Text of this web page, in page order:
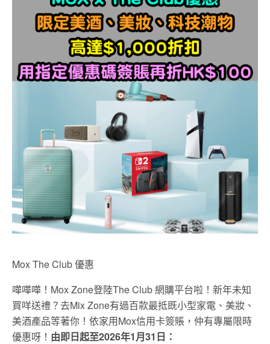
Mox The Club 優惠
嘩嘩嘩！Mox Zone登陸The Club 網購平台啦！新年未知
買咩送禮？去Mix Zone有過百款最抵既小型家電、美妝、
美酒產品等著你！依家用Mox信用卡簽賬，仲有專屬限時
優惠呀！ 由即日起至2026年1月31日 ：